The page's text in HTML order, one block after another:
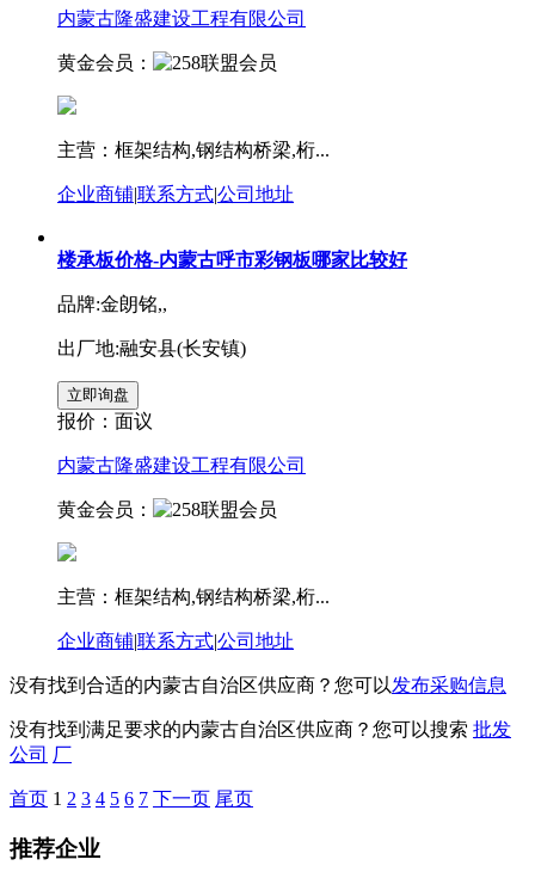
内蒙古隆盛建设工程有限公司
黄金会员：
主营：框架结构,钢结构桥梁,桁...
企业商铺|联系方式|公司地址
楼承板价格-内蒙古呼市彩钢板哪家比较好
品牌:金朗铭,,
出厂地:融安县(长安镇)
报价： 面议
内蒙古隆盛建设工程有限公司
黄金会员：
主营：框架结构,钢结构桥梁,桁...
企业商铺|联系方式|公司地址
没有找到合适的内蒙古自治区供应商？您可以发布采购信息
没有找到满足要求的内蒙古自治区供应商？您可以搜索 批发
公司 厂
首页 1 2 3 4 5 6 7 下一页 尾页
推荐企业